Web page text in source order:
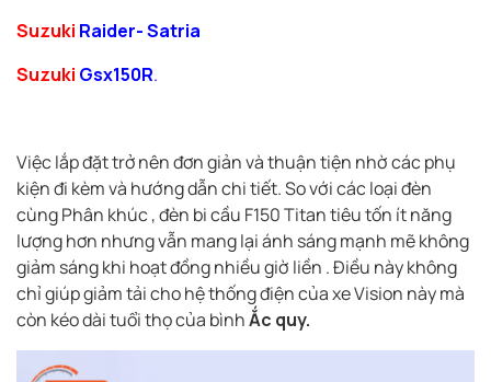
Suzuki Raider- Satria
Suzuki Gsx150R.
Việc lắp đặt trở nên đơn giản và thuận tiện nhờ các phụ
kiện đi kèm và hướng dẫn chi tiết. So với các loại đèn
cùng Phân khúc , đèn bi cầu F150 Titan tiêu tốn ít năng
lượng hơn nhưng vẫn mang lại ánh sáng mạnh mẽ không
giảm sáng khi hoạt đồng nhiều giờ liền . Điều này không
chỉ giúp giảm tải cho hệ thống điện của xe Vision này mà
còn kéo dài tuổi thọ của bìnhẮc quy.